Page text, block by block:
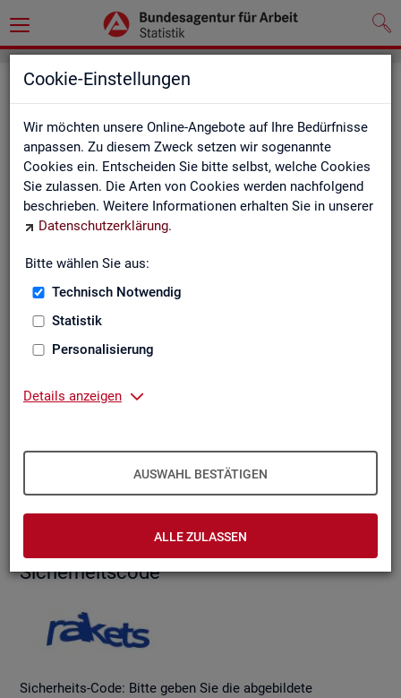
Cookie-Einstellungen
Wir möchten unsere Online-Angebote auf Ihre Bedürfnisse
anpassen. Zu diesem Zweck setzen wir sogenannte
Cookies ein. Entscheiden Sie bitte selbst, welche Cookies
Sie zulassen. Die Arten von Cookies werden nachfolgend
beschrieben. Weitere Informationen erhalten Sie in unserer
Datenschutzerklärung.
Bitte wählen Sie aus:
Technisch Notwendig
Statistik
Personalisierung
Details anzeigen
AUSWAHL BESTÄTIGEN
ALLE ZULASSEN
Seite emp­feh­len
Fel­der mit einem * sind Pflicht­fel­der und müs­sen aus­ge­füllt
wer­den
Ihre An­ga­ben
Empfänger*
Si­cher­heits­code
Sicherheits-Code: Bitte geben Sie die abgebildete